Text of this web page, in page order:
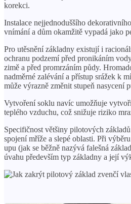
korekci.
Instalace nejjednoduššího
vnímání a dům okamžitě vypadá jako
Pro utěsnění základny existují i
ochranu podzemí před pronikáním
zimě a před promrzáním půdy.
nadměrné zalévání a přístup srážek k
může výrazně změnit stupeň nasycení
Vytvoření soklu navíc umožňuje
teplého vzduchu, což snižuje riziko
Specifičnost většiny pilotových
spojení mříže a slepé oblasti. Při
upu (jak se běžně nazývá falešná
úvahu především typ základny a její